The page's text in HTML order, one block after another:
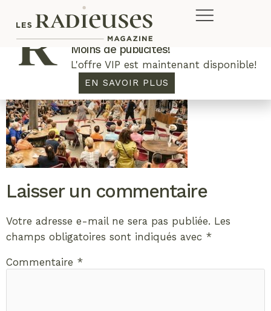
Laisser un commentaire
Votre adresse e-mail ne sera pas publiée. Les
champs obligatoires sont indiqués avec *
Commentaire *
Plus de concours. Plus de rabais.
Moins de publicités!
L'offre VIP est maintenant disponible!
EN SAVOIR PLUS